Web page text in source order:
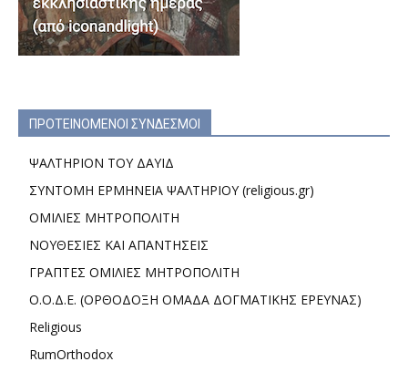
ΠΡΟΤΕΙΝΟΜΕΝΟΙ ΣΥΝΔΕΣΜΟΙ
ΨΑΛΤΗΡΙΟΝ ΤΟΥ ΔΑΥΙΔ
ΣΥΝΤΟΜΗ ΕΡΜΗΝΕΙΑ ΨΑΛΤΗΡΙΟΥ (religious.gr)
ΟΜΙΛΙΕΣ ΜΗΤΡΟΠΟΛΙΤΗ
ΝΟΥΘΕΣΙΕΣ ΚΑΙ ΑΠΑΝΤΗΣΕΙΣ
ΓΡΑΠΤΕΣ ΟΜΙΛΙΕΣ ΜΗΤΡΟΠΟΛΙΤΗ
Ο.Ο.Δ.Ε. (ΟΡΘΟΔΟΞΗ ΟΜΑΔΑ ΔΟΓΜΑΤΙΚΗΣ ΕΡΕΥΝΑΣ)
Religious
RumOrthodox